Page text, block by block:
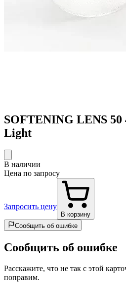
SOFTENING LENS 50
Light
В наличии
Цена по запросу
Запросить цену
В корзину
Сообщить об ошибке
Сообщить об ошибке
Расскажите, что не так с этой
поправим.